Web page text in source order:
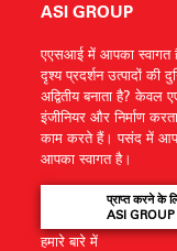
ASI GROUP
एएसआई में आपका स्वागत
दृश्य प्रदर्शन उत्पादों की
अद्वितीय बनाता है?
इंजीनियर और निर्माण
काम करते हैं। पसंद में
आपका स्वागत है।
प्राप्त करने के
ASI
हमारे बारे में